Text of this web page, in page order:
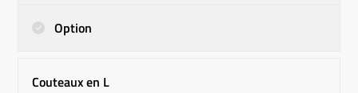
Option
Couteaux en L